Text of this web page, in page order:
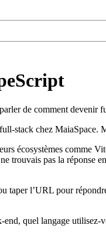
de comment
chez
écosystèmes comme
trouvais pas la
taper l’URL pour
quel langage